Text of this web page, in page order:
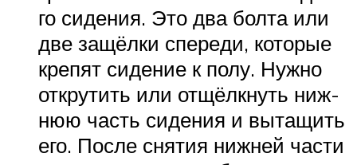
го сиде­ния. Это два бол­та или
две защёл­ки спе­ре­ди, кото­рые
кре­пят сиде­ние к полу. Нуж­но
откру­тить или отщёлк­нуть ниж­
нюю часть сиде­ния и выта­щить
его. После сня­тия ниж­ней части